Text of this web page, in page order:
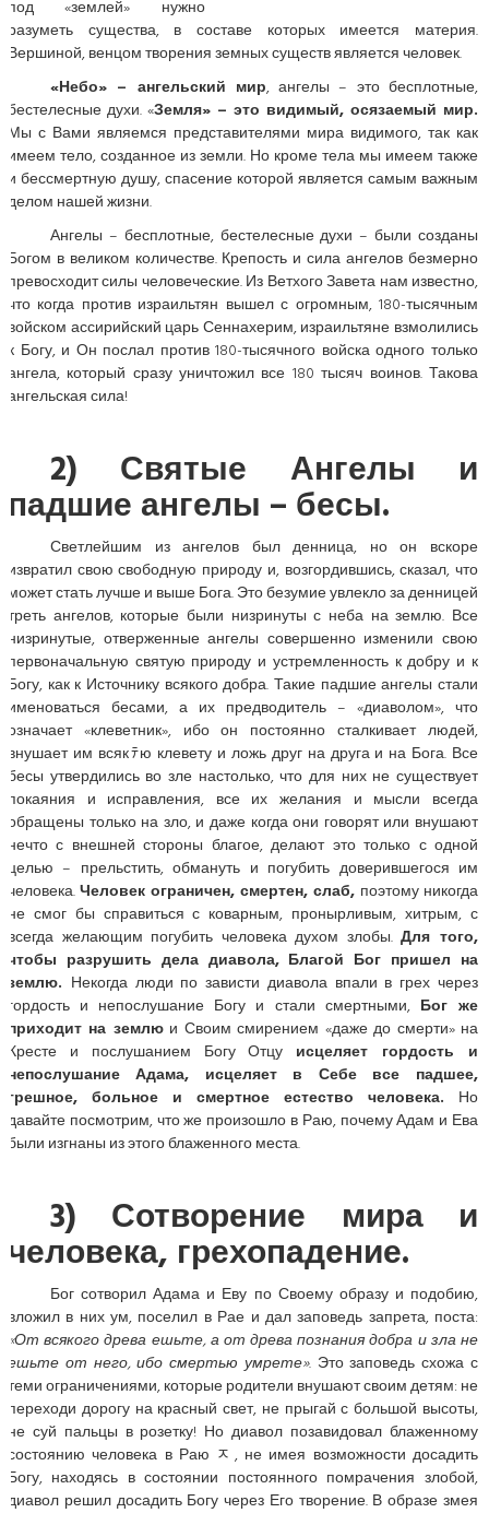
под «землей» нужно
разуметь существа, в составе которых имеется материя.
Вершиной, венцом творения земных существ является человек.
«Небо» – ангельский мир, ангелы – это бесплотные,
бестелесные духи. «Земля» – это видимый, осязаемый мир.
Мы с Вами являемся представителями мира видимого, так как
имеем тело, созданное из земли. Но кроме тела мы имеем также
и бессмертную душу, спасение которой является самым важным
делом нашей жизни.
Ангелы – бесплотные, бестелесные духи – были созданы
Богом в великом количестве. Крепость и сила ангелов безмерно
превосходит силы человеческие. Из Ветхого Завета нам известно,
что когда против израильтян вышел с огромным, 180-тысячным
войском ассирийский царь Сеннахерим, израильтяне взмолились
к Богу, и Он послал против 180-тысячного войска одного только
ангела, который сразу уничтожил все 180 тысяч воинов. Такова
ангельская сила!
2) Святые Ангелы и
падшие ангелы – бесы.
Светлейшим из ангелов был денница, но он вскоре
извратил свою свободную природу и, возгордившись, сказал, что
может стать лучше и выше Бога. Это безумие увлекло за денницей
треть ангелов, которые были низринуты с неба на землю. Все
низринутые, отверженные ангелы совершенно изменили свою
первоначальную святую природу и устремленность к добру и к
Богу, как к Источнику всякого добра. Такие падшие ангелы стали
именоваться бесами, а их предводитель – «диаволом», что
означает «клеветник», ибо он постоянно сталкивает людей,
внушает им всякﾃю клевету и ложь друг на друга и на Бога. Все
бесы утвердились во зле настолько, что для них не существует
покаяния и исправления, все их желания и мысли всегда
обращены только на зло, и даже когда они говорят или внушают
нечто с внешней стороны благое, делают это только с одной
целью – прельстить, обмануть и погубить доверившегося им
человека.Человек ограничен, смертен, слаб, поэтому никогда
не смог бы справиться с коварным, пронырливым, хитрым, с
всегда желающим погубить человека духом злобы.Для того,
чтобы разрушить дела диавола, Благой Бог пришел на
землю. Некогда люди по зависти диавола впали в грех через
гордость и непослушание Богу и стали смертными, Бог же
приходит на землюи Своим смирением «даже до смерти» на
Кресте и послушанием Богу Отцу исцеляет гордость и
непослушание Адама, исцеляет в Себе все падшее,
грешное, больное и смертное естество человека. Но
давайте посмотрим, что же произошло в Раю, почему Адам и Ева
были изгнаны из этого блаженного места.
3) Сотворение мира и
человека, грехопадение.
Бог сотворил Адама и Еву по Своему образу и подобию,
вложил в них ум, поселил в Рае и дал заповедь запрета, поста:
«От всякого древа ешьте, а от древа познания добра и зла не
ешьте от него, ибо смертью умрете». Это заповедь схожа с
теми ограничениями, которые родители внушают своим детям: не
переходи дорогу на красный свет, не прыгай с большой высоты,
не суй пальцы в розетку! Но диавол позавидовал блаженному
состоянию человека в Раю ﾸ, не имея возможности досадить
Богу, находясь в состоянии постоянного помрачения злобой,
диавол решил досадить Богу через Его творение. В образе змея